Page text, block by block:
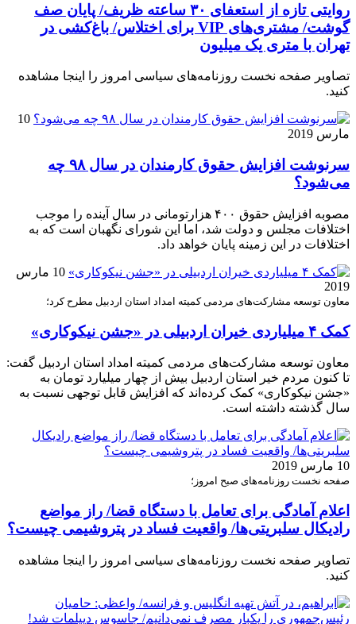
روایتی تازه از استعفای ۳۰ ساعته ظریف/ پایان صف
گوشت/ مشتری‌های VIP برای اختلاس/ باغ‌کشی در
تهران با متری یک میلیون
تصاویر صفحه نخست روزنامه‌های سیاسی امروز را اینجا مشاهده
کنید.
10
مارس 2019
سرنوشت افزایش حقوق کارمندان در سال ۹۸ چه
می‌شود؟
مصوبه افزایش حقوق ۴۰۰ هزارتومانی در سال آینده را موجب
اختلافات مجلس و دولت شد، اما این شورای نگهبان است که به
اختلافات در این زمینه پایان خواهد داد.
10 مارس
2019
معاون توسعه مشارکت‌های مردمی کمیته امداد استان اردبیل مطرح کرد؛
کمک‌ ۴ میلیاردی خیران اردبیلی در «جشن نیکوکاری»
معاون توسعه مشارکت‌های مردمی کمیته امداد استان اردبیل گفت:
تا کنون مردم خیر استان اردبیل بیش از چهار میلیارد تومان به
«جشن نیکوکاری» کمک کرده‌اند که افزایش قابل توجهی نسبت به
سال گذشته داشته است.
10 مارس 2019
صفحه نخست روزنامه‌های صبح امروز؛
اعلام آمادگی برای تعامل با دستگاه قضا/ راز مواضع
رادیکال سلبریتی‌ها/ واقعیت فساد در پتروشیمی چیست؟
تصاویر صفحه نخست روزنامه‌های سیاسی امروز را اینجا مشاهده
کنید.